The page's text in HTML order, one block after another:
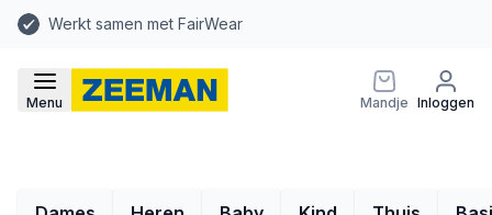
Werkt samen met FairWear
Menu Mandje Inloggen